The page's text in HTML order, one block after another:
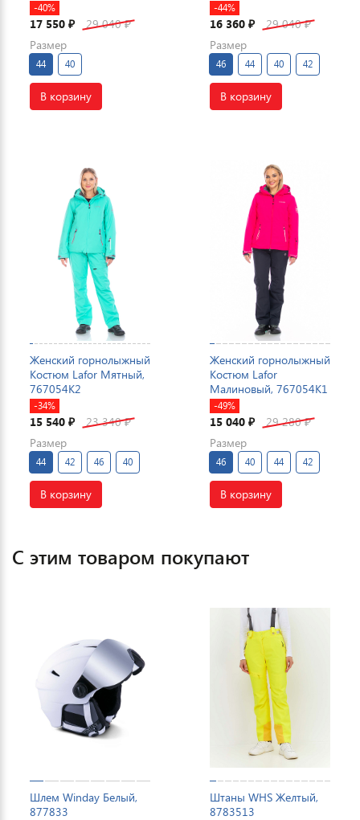
-40%
17 550 ₽ 29 040₽
Размер
44 40
В корзину
-44%
16 360 ₽ 29 040₽
Размер
46 44 40 42
В корзину
Женский горнолыжный
Костюм Lafor Мятный,
767054K2
-34%
15 540 ₽ 23 340₽
Размер
44 42 46 40
В корзину
Женский горнолыжный
Костюм Lafor
Малиновый, 767054K1
-49%
15 040 ₽ 29 280₽
Размер
46 40 44 42
В корзину
С этим товаром покупают
Шлем Winday Белый,
877833
Штаны WHS Желтый,
8783513